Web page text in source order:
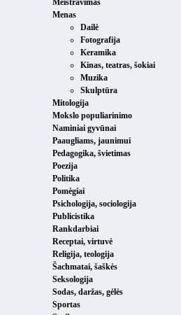
Menas
Dailė
Fotografija
Keramika
Kinas, teatras, šokiai
Muzika
Skulptūra
Mitologija
Mokslo populiarinimo
Naminiai gyvūnai
Paaugliams, jaunimui
Pedagogika, švietimas
Poezija
Politika
Pomėgiai
Psichologija, sociologija
Publicistika
Rankdarbiai
Receptai, virtuvė
Religija, teologija
Šachmatai, šaškės
Seksologija
Sodas, daržas, gėlės
Sportas